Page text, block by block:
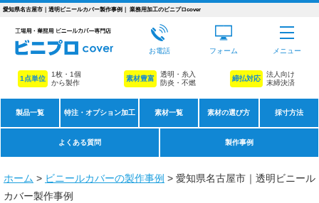
愛知県名古屋市｜透明ビニールカバー製作事例｜ 業務用加工のビニプロcover
お電話 フォーム メニュー
1点単位
1枚・1個
から製作
素材豊富
透明・糸入
防炎・不燃
締払対応
法人向け
末締決済
製品一覧 特注・オプション加工 素材一覧 素材の選び方 採寸方法
よくある質問 製作事例
ホーム > ビニールカバーの製作事例 > 愛知県名古屋市｜透明ビニール
カバー製作事例